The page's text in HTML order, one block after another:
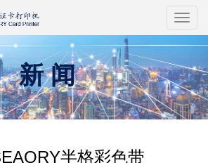
切
换
导
新闻
半格彩色带